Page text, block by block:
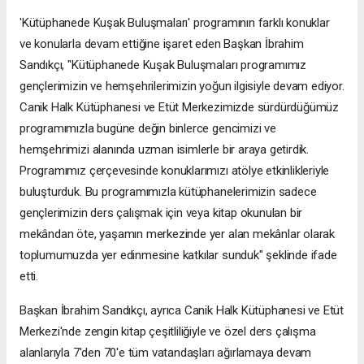
'Kütüphanede Kuşak Buluşmaları' programının farklı konuklar
ve konularla devam ettiğine işaret eden Başkan İbrahim
Sandıkçı, "Kütüphanede Kuşak Buluşmaları programımız
gençlerimizin ve hemşehrilerimizin yoğun ilgisiyle devam ediyor.
Canik Halk Kütüphanesi ve Etüt Merkezimizde sürdürdüğümüz
programımızla bugüne değin binlerce gencimizi ve
hemşehrimizi alanında uzman isimlerle bir araya getirdik.
Programımız çerçevesinde konuklarımızı atölye etkinlikleriyle
buluşturduk. Bu programımızla kütüphanelerimizin sadece
gençlerimizin ders çalışmak için veya kitap okunulan bir
mekândan öte, yaşamın merkezinde yer alan mekânlar olarak
toplumumuzda yer edinmesine katkılar sunduk" şeklinde ifade
etti.
Başkan İbrahim Sandıkçı, ayrıca Canik Halk Kütüphanesi ve Etüt
Merkezi'nde zengin kitap çeşitliliğiyle ve özel ders çalışma
alanlarıyla 7'den 70'e tüm vatandaşları ağırlamaya devam